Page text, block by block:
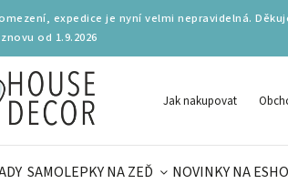
expedice je nyní velmi nepravidelná.
znovu od 1.9.2026
Jak nakupovat
SAMOLEPKY NA ZEĎ NOVINKY NA